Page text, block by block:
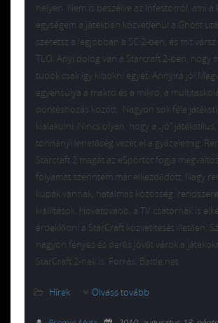
helyen. Nem is beszélve az Infestorról, ami a
egységem a játékban közvetlenül a Ghost
szeretsz a legjobban a SC 2-ben, és mit
TLO: Anyi dolog van a Starcraft 2-ben, hogy
tudok csak így kibökni egyet. Annyira jó!
egyensúlya a makro és a mikro, a
döntéshozás között. Nagyon sok féle
kialakulni. Nincs olyan, hogy a „jó”
tonnányi lehetőség vezet el a győzelemig.
Starcraft 2 magát az eSportot fogja
folyamat szerintem már elkezdődött. Nagy
kupák vannak, hatalmas közösség,
kiállítások. Hovatovább, a TV csatornák is
érdeklődni a StarCraft közvetítését illetően.
nagyon fényes és derűs jövőt várok a
StarCraft 2-nek is. Forrás: Battle.net
Hírek Olvass tovább